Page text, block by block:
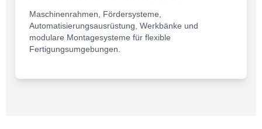
Maschinenrahmen, Fördersysteme,
Automatisierungsausrüstung, Werkbänke und
modulare Montagesysteme für flexible
Fertigungsumgebungen.